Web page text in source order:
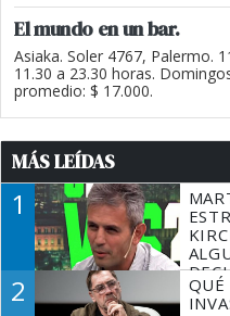
El mundo en un bar.
Asiaka. Soler 4767, Palermo.
11.30 a 23.30 horas.
promedio: $ 17.000.
MÁS LEÍDAS
1
2
QUÉ